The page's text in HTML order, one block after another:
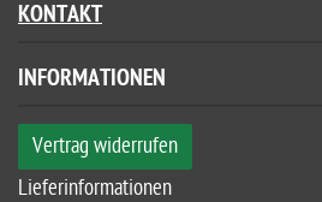
KONTAKT
INFORMATIONEN
Vertrag widerrufen
Lieferinformationen